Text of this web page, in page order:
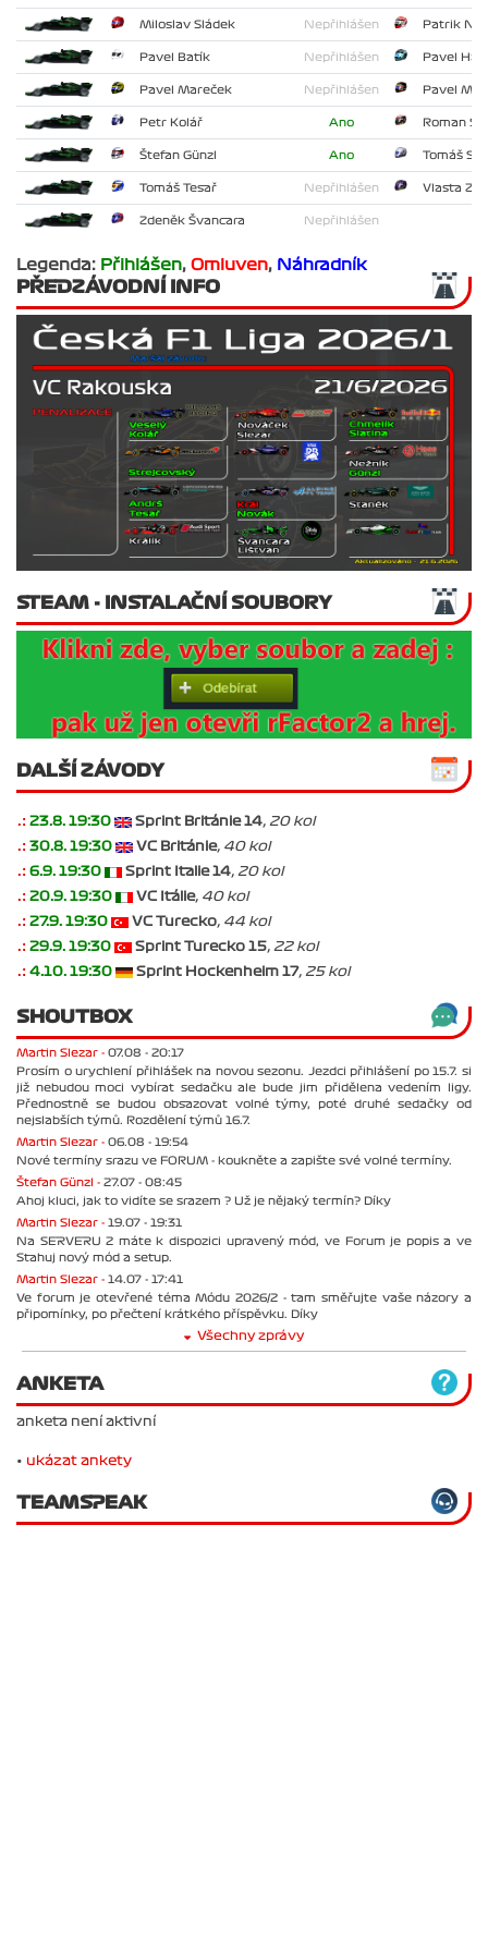
Miloslav Sládek Nepřihlášen Patrik
Pavel Batík Nepřihlášen Pavel
Pavel Mareček Nepřihlášen Pavel
Petr Kolář Ano Roman
Štefan Günzl Ano Tomáš
Tomáš Tesař Nepřihlášen Vlasta
Zdeněk Švancara Nepřihlášen
Legenda: Přihlášen, Omluven, Náhradník
PŘEDZÁVODNÍ INFO
STEAM - INSTALAČNÍ SOUBORY
DALŠÍ ZÁVODY
.: 23.8. 19:30 Sprint Británie 14, 20 kol
.: 30.8. 19:30 VC Británie, 40 kol
.: 6.9. 19:30 Sprint Italie 14, 20 kol
.: 20.9. 19:30 VC Itálie, 40 kol
.: 27.9. 19:30 VC Turecko, 44 kol
.: 29.9. 19:30 Sprint Turecko 15, 22 kol
.: 4.10. 19:30 Sprint Hockenheim 17, 25 kol
SHOUTBOX
Martin Slezar - 07.08 - 20:17
Prosím o urychlení přihlášek na novou sezonu. Jezdci přihlášení po 15.7. si
již nebudou moci vybírat sedačku ale bude jim přidělena vedením ligy.
Přednostně se budou obsazovat volné týmy, poté druhé sedačky od
nejslabších týmů. Rozdělení týmů 16.7.
Martin Slezar - 06.08 - 19:54
Nové termíny srazu ve FORUM - koukněte a zapište své volné termíny.
Štefan Günzl - 27.07 - 08:45
Ahoj kluci, jak to vidíte se srazem ? Už je nějaký termín? Díky
Martin Slezar - 19.07 - 19:31
Na SERVERU 2 máte k dispozici upravený mód, ve Forum je popis a ve
Stahuj nový mód a setup.
Martin Slezar - 14.07 - 17:41
Ve forum je otevřené téma Módu 2026/2 - tam směřujte vaše názory a
připomínky, po přečtení krátkého příspěvku. Díky
Všechny zprávy
ANKETA
anketa není aktivní
• ukázat ankety
TEAMSPEAK